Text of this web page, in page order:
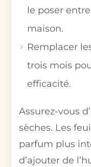
le poser
maison.
Remplacer
trois mois
efficacité.
Assurez-vous
sèches. Les
parfum plus
d’ajouter de